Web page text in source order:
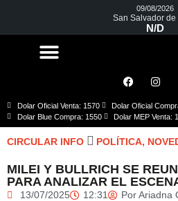
09/08/2026
San Salvador de
N/D
Dolar Oficial Venta: 1570 Dolar Oficial
Dolar Blue Compra: 1550
Dolar MEP Venta:
CIRCULAR INFO POLÍTICA,
MILEI Y BULLRICH SE
PARA ANALIZAR EL
13/07/2025 12:31 PorAriadna